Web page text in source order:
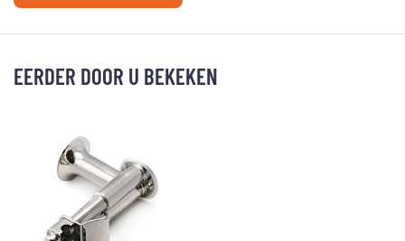
EERDER DOOR U BEKEKEN